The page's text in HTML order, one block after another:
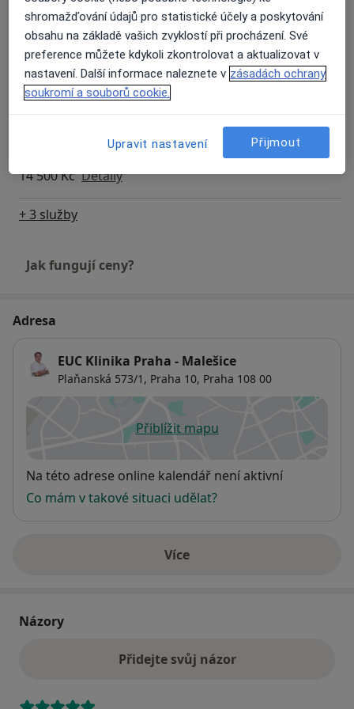
Injekce
Detaily
Konzervativní léčba hemoroidů
14 500 Kč Detaily
+ 3 služby
Jak fungují ceny?
Adresa
EUC Klinika Praha - Malešice
Plaňanská 573/1, Praha 10, Praha 108 00
Přiblížit mapuse otevře v nové záložce
Dostupnost
Na této adrese online kalendář není aktivní
Co mám v takové situaci udělat?
Víceo adrese
Názory
Přidejte svůj názor
shromažďování údajů pro statistické účely a poskytování
obsahu na základě vašich zvyklostí při procházení. Své
preference můžete kdykoli zkontrolovat a aktualizovat v
nastavení. Další informace naleznete v zásadách ochrany
soukromí a souborů cookie.
Upravit nastavení Přijmout